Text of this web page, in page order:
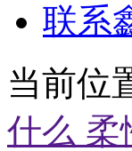
联系
当前位
什么 柔